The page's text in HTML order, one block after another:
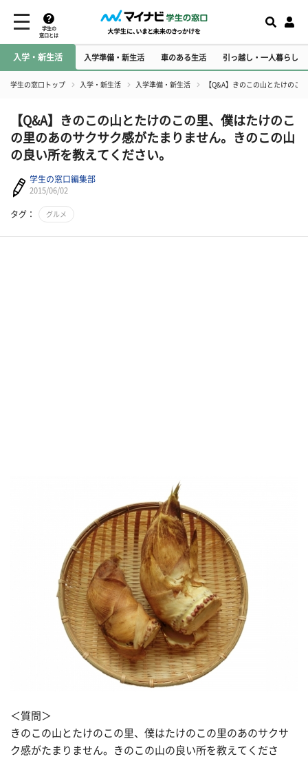
学生の
窓口とは
入学・新生活 入学準備・新生活 車のある生活 引っ越し・一人暮らし
学生の窓口トップ 入学・新生活 入学準備・新生活 【Q&A】きのこの山とたけのこ
【Q&A】きのこの山とたけのこの里、僕はたけのこ
の里のあのサクサク感がたまりません。きのこの山
の良い所を教えてください。
学生の窓口編集部
2015/06/02
タグ： グルメ
＜質問＞
きのこの山とたけのこの里、僕はたけのこの里のあのサクサ
ク感がたまりません。きのこの山の良い所を教えてくださ